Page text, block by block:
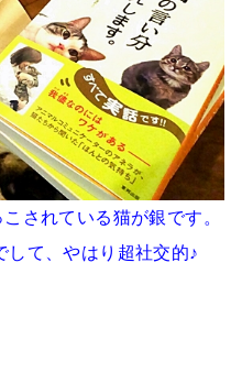
されている猫が銀です。
して、やはり超社交的♪